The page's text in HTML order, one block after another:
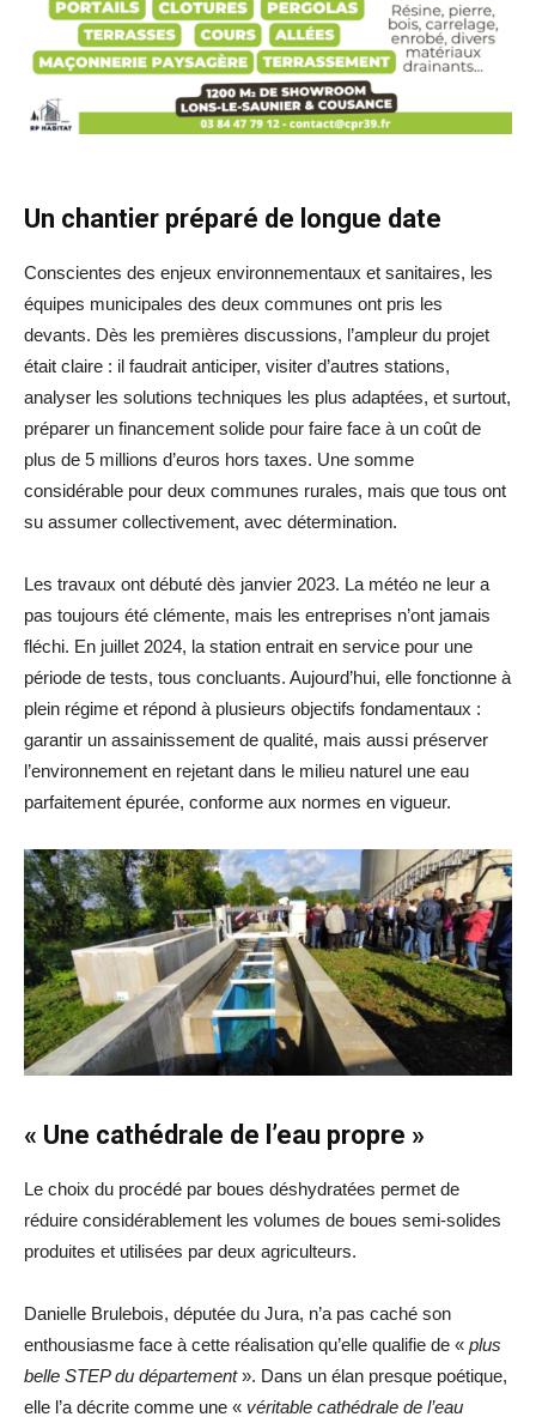
Un chantier préparé de longue date
Conscientes des enjeux environnementaux et sanitaires, les
équipes municipales des deux communes ont pris les
devants. Dès les premières discussions, l’ampleur du projet
était claire : il faudrait anticiper, visiter d’autres stations,
analyser les solutions techniques les plus adaptées, et surtout,
préparer un financement solide pour faire face à un coût de
plus de 5 millions d’euros hors taxes. Une somme
considérable pour deux communes rurales, mais que tous ont
su assumer collectivement, avec détermination.
Les travaux ont débuté dès janvier 2023. La météo ne leur a
pas toujours été clémente, mais les entreprises n’ont jamais
fléchi. En juillet 2024, la station entrait en service pour une
période de tests, tous concluants. Aujourd’hui, elle fonctionne à
plein régime et répond à plusieurs objectifs fondamentaux :
garantir un assainissement de qualité, mais aussi préserver
l’environnement en rejetant dans le milieu naturel une eau
parfaitement épurée, conforme aux normes en vigueur.
« Une cathédrale de l’eau propre »
Le choix du procédé par boues déshydratées permet de
réduire considérablement les volumes de boues semi-solides
produites et utilisées par deux agriculteurs.
Danielle Brulebois, députée du Jura, n’a pas caché son
enthousiasme face à cette réalisation qu’elle qualifie de « plus
belle STEP du département». Dans un élan presque poétique,
elle l’a décrite comme une « véritable cathédrale de l’eau